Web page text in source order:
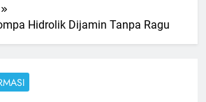
Hidrolik Dijamin Tanpa Ragu